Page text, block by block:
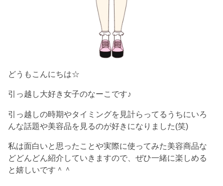
どうもこんにちは☆
引っ越し大好き女子のなーこです♪
引っ越しの時期やタイミングを見計らってるうちにいろ
んな話題や美容品を見るのが好きになりました(笑)
私は面白いと思ったことや実際に使ってみた美容商品な
どどんどん紹介していきますので、ぜひ一緒に楽しめる
と嬉しいです＾＾